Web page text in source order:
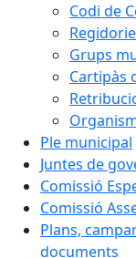
Codi de
Grups
Cartipàs
Ple municipal
Juntes de
Comissió
Comissió
Plans,
documents